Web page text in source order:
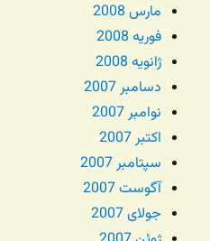
مارس 2008
فوریه 2008
ژانویه 2008
دسامبر 2007
نوامبر 2007
اکتبر 2007
سپتامبر 2007
آگوست 2007
جولای 2007